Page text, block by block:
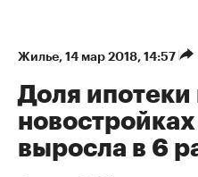
Жилье⁠, 14 мар 2018, 14:57
Доля ипотеки
выросла в 6